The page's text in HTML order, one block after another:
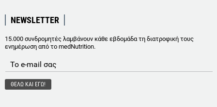
NEWSLETTER
15.000 συνδρομητές λαμβάνουν κάθε εβδομάδα τη διατροφική τους
ενημέρωση από το medNutrition.